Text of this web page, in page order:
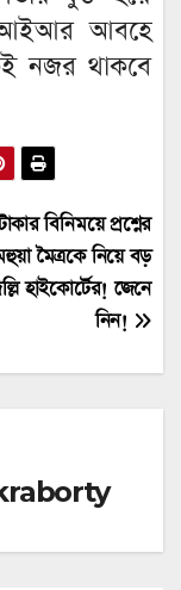
আবহে
নজর থাকবে
বিনিময়ে প্রশ্নের
মৈত্রকে নিয়ে বড়
হাইকোর্টের! জেনে
নিন!